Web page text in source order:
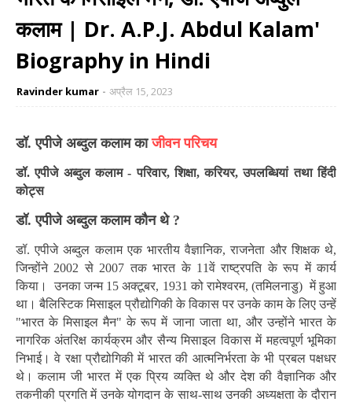
कलाम | Dr. A.P.J. Abdul Kalam'
Biography in Hindi
Ravinder kumar अप्रैल 15, 2023
डॉ. एपीजे अब्दुल कलामकाजीवन परिचय
डॉ. एपीजे अब्दुल कलाम -परिवार, शिक्षा, करियर, उपलब्धियां तथा हिंदी
कोट्स
डॉ. एपीजे अब्दुल कलाम कौन थे ?
डॉ. एपीजे अब्दुल कलाम एक भारतीय वैज्ञानिक, राजनेता और शिक्षक थे,
जिन्होंने 2002 से 2007 तक भारत के 11वें राष्ट्रपति के रूप में कार्य
किया। उनका जन्म 15 अक्टूबर, 1931 को रामेश्वरम, (तमिलनाडु) में हुआ
था। बैलिस्टिक मिसाइल प्रौद्योगिकी के विकास पर उनके काम के लिए उन्हें
"भारत के मिसाइल मैन" के रूप में जाना जाता था, और उन्होंने भारत के
नागरिक अंतरिक्ष कार्यक्रम और सैन्य मिसाइल विकास में महत्वपूर्ण भूमिका
निभाई। वे रक्षा प्रौद्योगिकी में भारत की आत्मनिर्भरता के भी प्रबल पक्षधर
थे। कलाम जी भारत में एक प्रिय व्यक्ति थे और देश की वैज्ञानिक और
तकनीकी प्रगति में उनके योगदान के साथ-साथ उनकी अध्यक्षता के दौरान